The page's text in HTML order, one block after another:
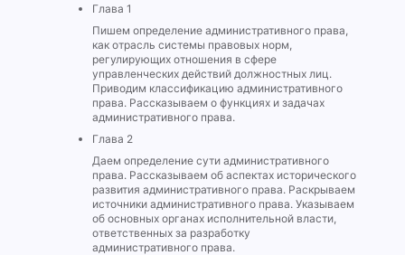
Глава 1
Пишем определение административного права,
как отрасль системы правовых норм,
регулирующих отношения в сфере
управленческих действий должностных лиц.
Приводим классификацию административного
права. Рассказываем о функциях и задачах
административного права.
Глава 2
Даем определение сути административного
права. Рассказываем об аспектах исторического
развития административного права. Раскрываем
источники административного права. Указываем
об основных органах исполнительной власти,
ответственных за разработку
административного права.